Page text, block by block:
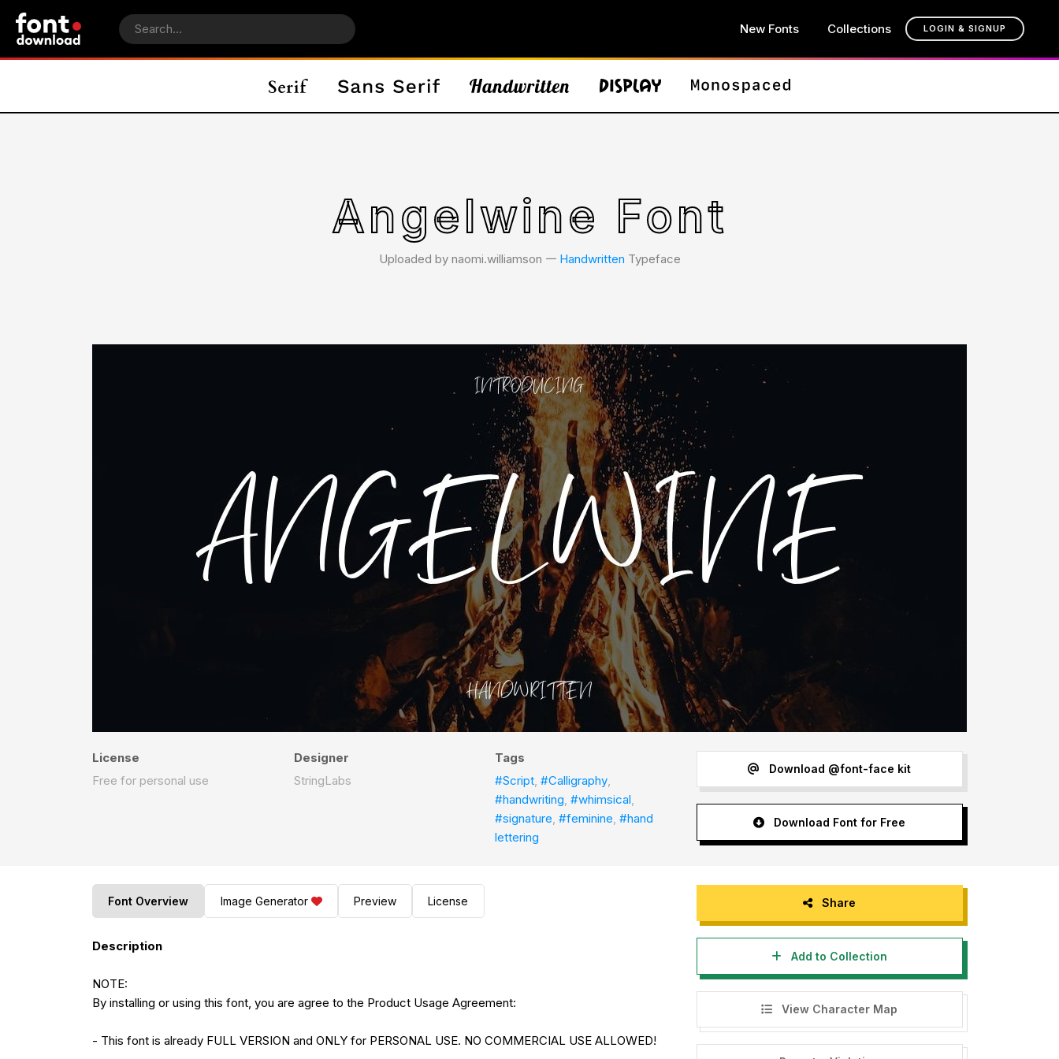
New Fonts Collections LOGIN & SIGNUP
Angelwine Font
Uploaded by naomi.williamson 𑁋 Handwritten Typeface
License
Free for personal use
Designer
StringLabs
Tags
#Script,#Calligraphy,
#handwriting,#whimsical,
#signature,#feminine,#hand
lettering
Download @font-face kit
Download Font for Free
Font Overview Image Generator Preview License
Description
NOTE:
By installing or using this font, you are agree to the Product Usage Agreement:
- This font is already FULL VERSION and ONLY for PERSONAL USE. NO COMMERCIAL USE ALLOWED!
Share
Add to Collection
View Character Map